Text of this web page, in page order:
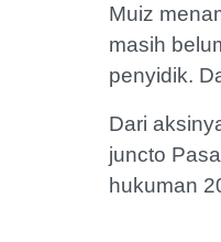
Muiz
masih
penyidik.
Dari
juncto
hukuman